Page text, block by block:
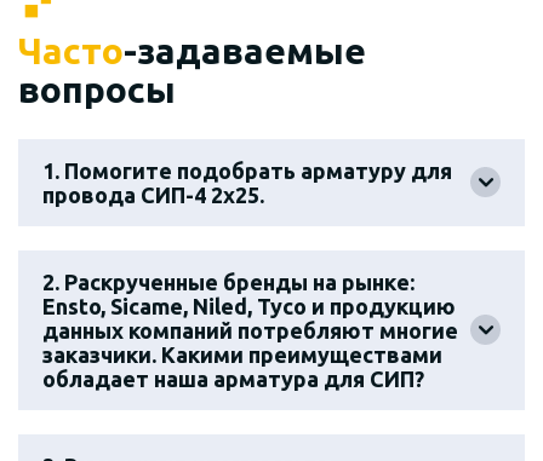
Часто-задаваемые
вопросы
1. Помогите подобрать арматуру для
провода СИП-4 2х25.
2. Раскрученные бренды на рынке:
Ensto, Sicame, Niled, Tyco и продукцию
данных компаний потребляют многие
заказчики. Какими преимуществами
обладает наша арматура для СИП?